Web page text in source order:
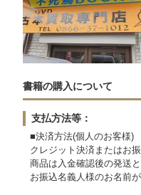
書籍の購入について
支払方法等：
■決済方法(個人のお客様)
クレジット決済またはお
商品は入金確認後の発送と
お振込名義人様のお名前